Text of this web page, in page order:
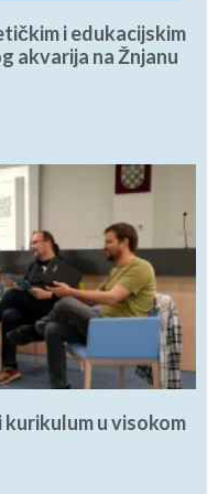
i edukacijskim
akvarija na Žnjanu
u visokom